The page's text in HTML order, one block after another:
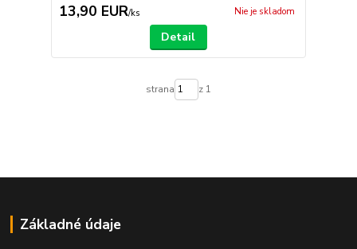
13,90 EUR/ks Nie je skladom
Detail
strana z 1
Základné údaje